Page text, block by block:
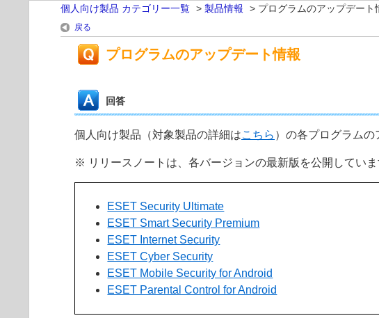
個人向け製品 カテゴリー一覧 > 製品情報 > プログラムのアップデート
戻る
プログラムのアップデート情報
回答
個人向け製品（対象製品の詳細はこちら ）の各プログラムの
※ リリースノートは、各バージョンの最新版を公開していま
ESET Security Ultimate
ESET Smart Security Premium
ESET Internet Security
ESET Cyber Security
ESET Mobile Security for Android
ESET Parental Control for Android